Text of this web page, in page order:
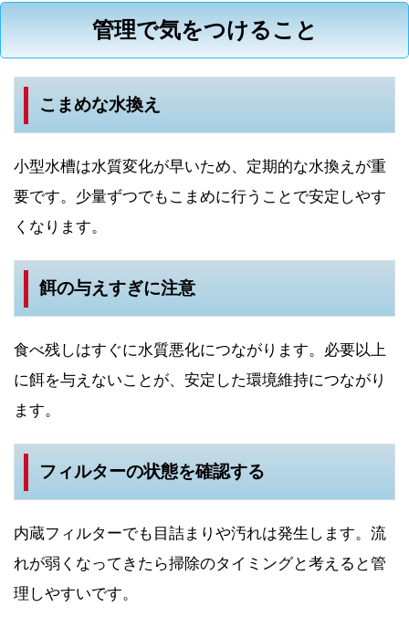
管理で気をつけること
こまめな水換え
小型水槽は水質変化が早いため、定期的な水換えが重
要です。少量ずつでもこまめに行うことで安定しやす
くなります。
餌の与えすぎに注意
食べ残しはすぐに水質悪化につながります。必要以上
に餌を与えないことが、安定した環境維持につながり
ます。
フィルターの状態を確認する
内蔵フィルターでも目詰まりや汚れは発生します。流
れが弱くなってきたら掃除のタイミングと考えると管
理しやすいです。